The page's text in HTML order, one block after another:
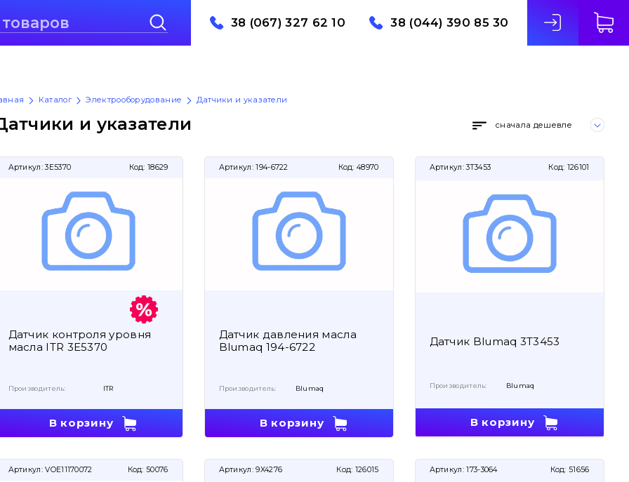
38 (067) 327 62 10 38 (044) 390 85 30
Каталог Электрооборудование Датчики и указатели
и указатели сначала дешевле
Артикул: 3E5370 Код: 18629
Датчик контроля уровня
масла ITR 3E5370
Производитель: ITR
В корзину
Артикул: 194-6722 Код: 48970
Датчик давления масла
Blumaq 194-6722
Производитель: Blumaq
В корзину
Артикул: 3T3453 Код: 126101
Датчик Blumaq 3T3453
Производитель: Blumaq
В корзину
Артикул: VOE11170072 Код: 50076 Артикул: 9X4276 Код: 126015 Артикул: 173-3064 Код: 51656